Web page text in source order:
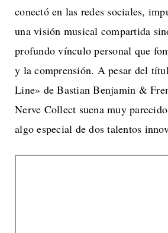
conectó en las redes sociales,
una visión musical compartida
profundo vínculo personal que
y la comprensión. A pesar del
Line» de Bastian Benjamin &
Nerve Collect suena muy
algo especial de dos talentos